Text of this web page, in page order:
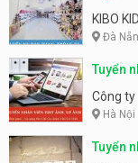
KIBO
Đà
Tuyển
Công ty
Hà Nội
Tuyển